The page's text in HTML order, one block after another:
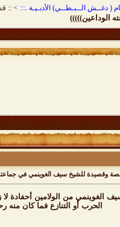
( دغــش الــبـطــي) الأدبـيـة .::: >
::
الوداعين)))))
وقصيدة للشيخ سيف الغوينمي في
الحرب أو التنازع فما كان